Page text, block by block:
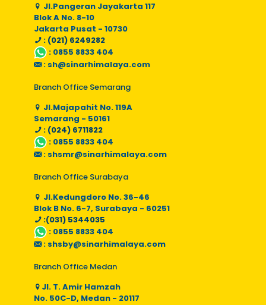
Jl.Pangeran Jayakarta 117
Blok A No. 8-10
Jakarta Pusat - 10730
: (021) 6249282
: 0855 8833 404
: sh@sinarhimalaya.com
Branch Office Semarang
Jl.Majapahit No. 119A
Semarang - 50161
: (024) 6711822
: 0855 8833 404
: shsmr@sinarhimalaya.com
Branch Office Surabaya
Jl.Kedungdoro No. 36-46
Blok B No. 6-7, Surabaya - 60251
:(031) 5344035
: 0855 8833 404
: shsby@sinarhimalaya.com
Branch Office Medan
Jl. T. Amir Hamzah
No. 50C-D, Medan - 20117